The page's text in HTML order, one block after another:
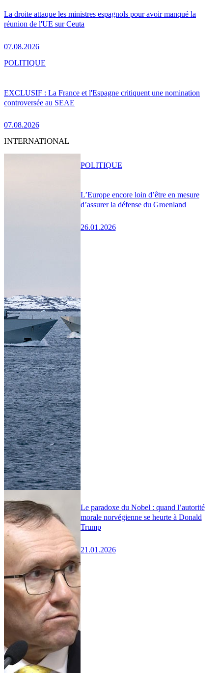
La droite attaque les ministres espagnols pour avoir manqué la
réunion de l'UE sur Ceuta
07.08.2026
EXCLUSIF : La France et l'Espagne critiquent une nomination
controversée au SEAE
07.08.2026
POLITIQUE
INTERNATIONAL
L’Europe encore loin d’être en mesure
d’assurer la défense du Groenland
26.01.2026
POLITIQUE
Le paradoxe du Nobel : quand l’autorité
morale norvégienne se heurte à Donald
Trump
21.01.2026